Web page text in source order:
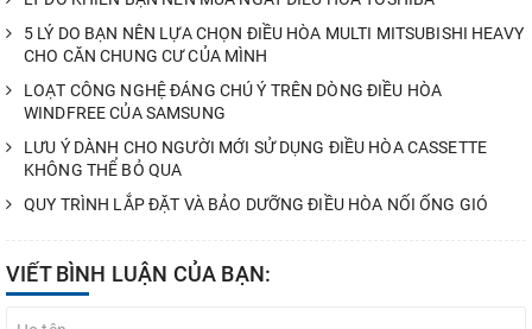
5 LÝ DO BẠN NÊN LỰA CHỌN ĐIỀU HÒA MULTI MITSUBISHI HEAVY
CHO CĂN CHUNG CƯ CỦA MÌNH
LOẠT CÔNG NGHỆ ĐÁNG CHÚ Ý TRÊN DÒNG ĐIỀU HÒA
WINDFREE CỦA SAMSUNG
LƯU Ý DÀNH CHO NGƯỜI MỚI SỬ DỤNG ĐIỀU HÒA CASSETTE
KHÔNG THỂ BỎ QUA
QUY TRÌNH LẮP ĐẶT VÀ BẢO DƯỠNG ĐIỀU HÒA NỐI ỐNG GIÓ
VIẾT BÌNH LUẬN CỦA BẠN: